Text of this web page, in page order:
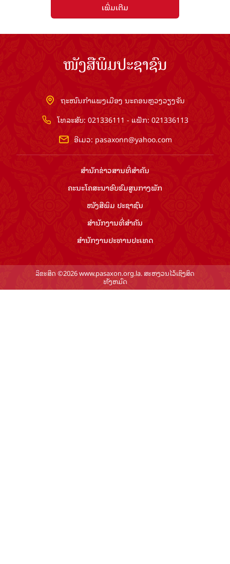
ເພີ່ມເຕີມ
ໜັງສືພິມປະຊາຊົນ
ຖະໜົນກຳແພງເມືອງ ນະຄອນຫຼວງວຽງຈັນ
ໂທລະສັບ: 021336111 - ແຟັກ: 021336113
ອີເມວ: pasaxonn@yahoo.com
ສຳ​ນັກ​ຂ່າວ​ສານ​ທີ່​ສຳ​ຄັນ​
ຄະນະໂຄສະນາອົບຮົມ​ສູນ​ກາງ​ພັກ
ໜັງສືພິມ ປະ​ຊາ​ຊົນ
ສຳ​ນັກ​ງານ​ທີ່​ສຳ​ຄັນ
ສຳ​ນັກ​ງານ​ປະ​ທານ​ປະ​ເທດ
ລິຂະສິດ ©2026 www.pasaxon.org.la. ສະຫງວນໄວ້ເຊິງສິດ
ທັງຫມົດ